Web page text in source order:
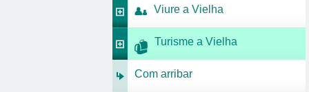
Viure a Vielha
Turisme a Vielha
Com arribar